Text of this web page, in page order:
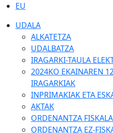
EU
UDALA
ALKATETZA
UDALBATZA
IRAGARKI-TAULA
2024KO EKAINAREN
IRAGARKIAK
INPRIMAKIAK ETA
AKTAK
ORDENANTZA
ORDENANTZA EZ-